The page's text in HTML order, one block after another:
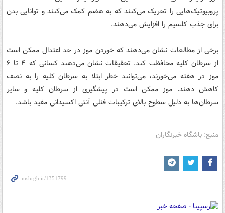
پروبیوتیک‌هایی را تحریک می‌کنند که به هضم کمک می‌کنند و توانایی بدن
برای جذب کلسیم را افزایش می‌دهند.
برخی از مطالعات نشان می‌دهند که خوردن موز در حد اعتدال ممکن است
از سرطان کلیه محافظت کند. تحقیقات نشان می‌دهند کسانی که ۴ تا ۶
موز در هفته می‌خورند، می‌توانند خطر ابتلا به سرطان کلیه را به نصف
کاهش دهند. موز ممکن است در پیشگیری از سرطان کلیه و سایر
سرطان‌ها به دلیل سطوح بالای ترکیبات فنلی آنتی اکسیدانی مفید باشد.
منبع: باشگاه خبرنگاران